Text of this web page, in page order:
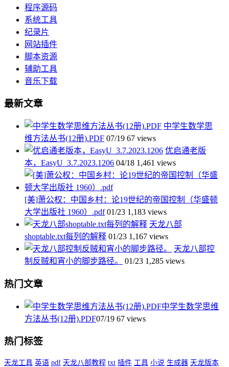
程序源码
系统工具
纪录片
网站插件
脚本资源
辅助工具
音乐下载
最新文章
中学生数学思
维方法丛书(12册).PDF 07/19 67 views
优启通老版
本，EasyU_3.7.2023.1206 04/18 1,461 views
[美]萧公权：中国乡村：论19世纪的帝国控制（华盛顿
大学出版社 1960）.pdf 01/23 1,183 views
天龙八部
shoptable.txt每列的解释 01/23 1,167 views
天龙八部控
制反贼和宵小的脚步路径。
01/23 1,285 views
热门文章
中学生数学思维
方法丛书(12册).PDF07/19 67 views
热门标签
天龙工具 英语 pdf 天龙八部教程 txt 插件 工具 小说 生成器 天龙版本